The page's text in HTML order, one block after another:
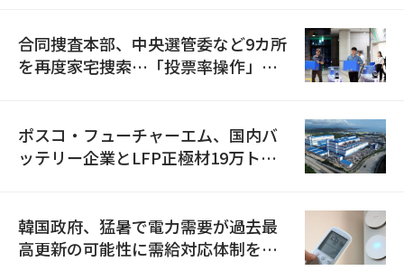
合同捜査本部、中央選管委など9カ所
を再度家宅捜索…「投票率操作」の
ポスコ・フューチャーエム、国内バ
ッテリー企業とLFP正極材19万トン
韓国政府、猛暑で電力需要が過去最
高更新の可能性に需給対応体制を点